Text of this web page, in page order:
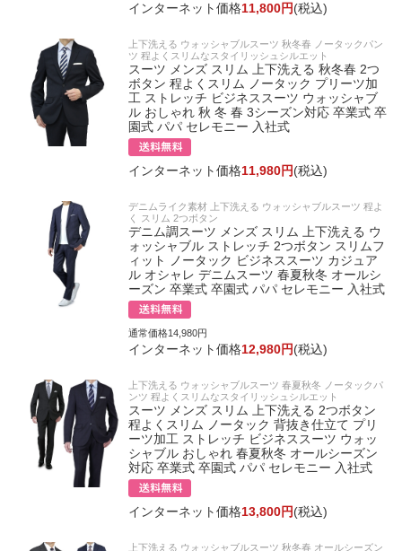
インターネット価格11,800円(税込)
上下洗える ウォッシャブルスーツ 秋冬春 ノータックパン
ツ 程よくスリムなスタイリッシュシルエット
スーツ メンズ スリム 上下洗える 秋冬春 2つ
ボタン 程よくスリム ノータック プリーツ加
工 ストレッチ ビジネススーツ ウォッシャブ
ル おしゃれ 秋 冬 春 3シーズン対応 卒業式 卒
園式 パパ セレモニー 入社式
インターネット価格11,980円(税込)
デニムライク素材 上下洗える ウォッシャブルスーツ 程よ
く スリム 2つボタン
デニム調スーツ メンズ スリム 上下洗える ウ
ォッシャブル ストレッチ 2つボタン スリムフ
ィット ノータック ビジネススーツ カジュア
ル オシャレ デニムスーツ 春夏秋冬 オールシ
ーズン 卒業式 卒園式 パパ セレモニー 入社式
通常価格14,980円
インターネット価格12,980円(税込)
上下洗える ウォッシャブルスーツ 春夏秋冬 ノータックパ
ンツ 程よくスリムなスタイリッシュシルエット
スーツ メンズ スリム 上下洗える 2つボタン
程よくスリム ノータック 背抜き仕立て プリ
ーツ加工 ストレッチ ビジネススーツ ウォッ
シャブル おしゃれ 春夏秋冬 オールシーズン
対応 卒業式 卒園式 パパ セレモニー 入社式
インターネット価格13,800円(税込)
上下洗える ウォッシャブルスーツ 秋冬春 オールシーズン